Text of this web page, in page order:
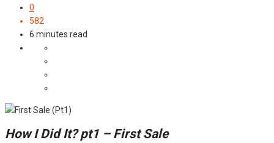
0
582
6 minutes read
How I Did It? pt1 – First Sale